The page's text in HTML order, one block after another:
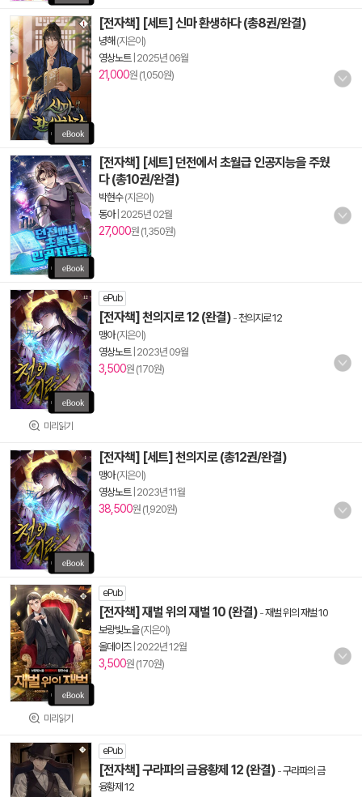
[전자책] [세트] 신마 환생하다 (총8권/완결)
녕해 (지은이)
영상노트| 2025년 06월
21,000원 (1,050원)
[전자책] [세트] 던전에서 초월급 인공지능을 주웠
다 (총10권/완결)
박현수(지은이)
동아| 2025년 02월
27,000원 (1,350원)
미리읽기
ePub
[전자책] 천의지로 12 (완결) -천의지로 12
맹아(지은이)
영상노트| 2023년 09월
3,500원 (170원)
[전자책] [세트] 천의지로 (총12권/완결)
맹아(지은이)
영상노트| 2023년 11월
38,500원 (1,920원)
미리읽기
ePub
[전자책] 재벌 위의 재벌 10 (완결) -재벌 위의 재벌 10
보랑빛노을(지은이)
올데이즈| 2022년 12월
3,500원 (170원)
ePub
[전자책] 구라파의 금융황제 12 (완결) -구라파의 금
융황제 12